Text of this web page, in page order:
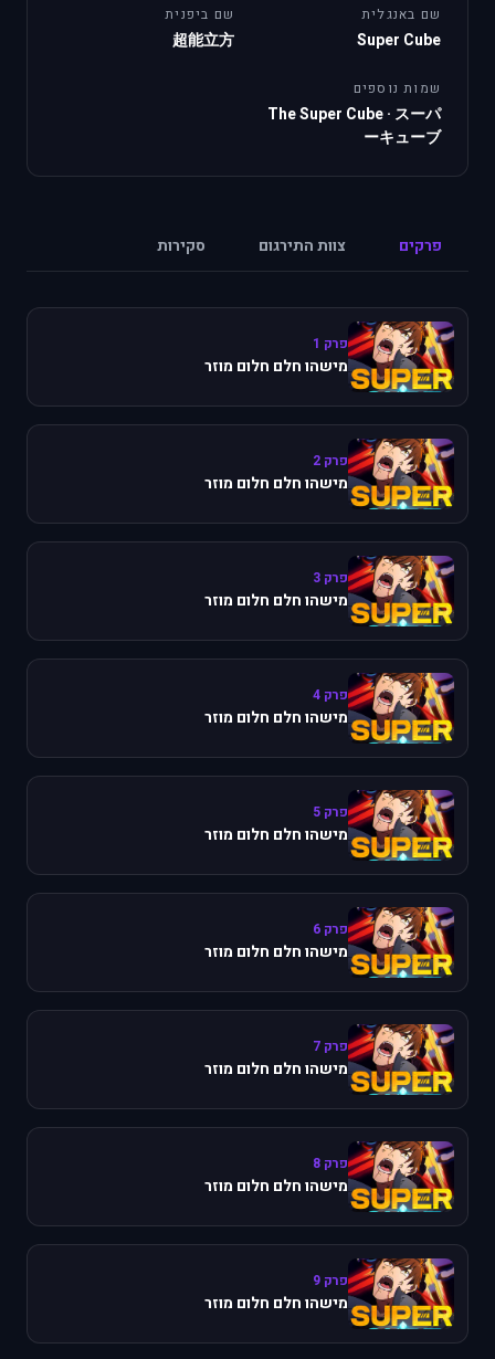
שם באנגלית
Super Cube
שם ביפנית
超能立方
שמות נוספים
The Super Cube· スーパ
ーキューブ
פרקים צוות התירגום סקירות
פרק 1
מישהו חלם חלום מוזר
פרק 2
מישהו חלם חלום מוזר
פרק 3
מישהו חלם חלום מוזר
פרק 4
מישהו חלם חלום מוזר
פרק 5
מישהו חלם חלום מוזר
פרק 6
מישהו חלם חלום מוזר
פרק 7
מישהו חלם חלום מוזר
פרק 8
מישהו חלם חלום מוזר
פרק 9
מישהו חלם חלום מוזר